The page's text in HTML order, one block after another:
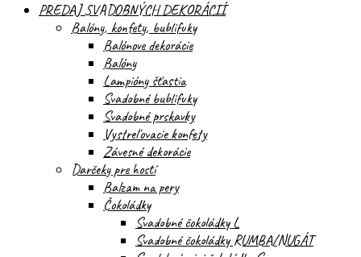
PREDAJ SVADOBNÝCH DEKORÁCIÍ
Balóny, konfety, bublifuky
Balónove dekorácie
Balóny
Lampióny šťastia
Svadobné bublifuky
Svadobné prskavky
Vystreľovacie konfety
Závesné dekorácie
Darčeky pre hostí
Balzam na pery
Čokoládky
Svadobné čokoládky L
Svadobné čokoládky RUMBA/NUGÁT